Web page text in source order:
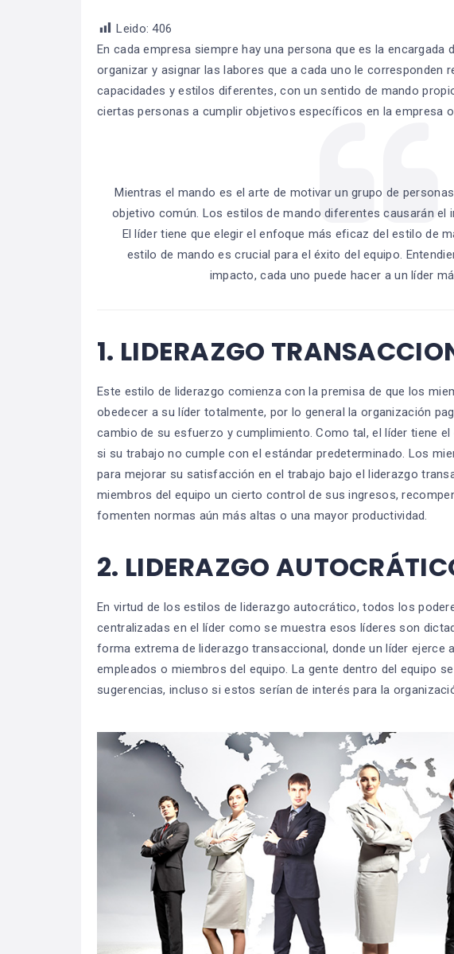
Leido: 406
En cada empresa siempre hay una persona que es la encargada
organizar y asignar las labores que a cada uno le corresponden
capacidades y estilos diferentes, con un sentido de mando
ciertas personas a cumplir objetivos específicos en la empresa
Mientras el mando es el arte de motivar un grupo de
objetivo común. Los estilos de mando diferentes causarán el
El líder tiene que elegir el enfoque más eficaz del estilo de
estilo de mando es crucial para el éxito del equipo.
impacto, cada uno puede hacer a un líder
1. LIDERAZGO
Este estilo de liderazgo comienza con la premisa de que los
obedecer a su líder totalmente, por lo general la organización
cambio de su esfuerzo y cumplimiento. Como tal, el líder tiene
si su trabajo no cumple con el estándar predeterminado. Los
para mejorar su satisfacción en el trabajo bajo el liderazgo
miembros del equipo un cierto control de sus ingresos,
fomenten normas aún más altas o una mayor productividad.
2. LIDERAZGO
En virtud de los estilos de liderazgo autocrático, todos los
centralizadas en el líder como se muestra esos líderes son
forma extrema de liderazgo transaccional, donde un líder ejerce
empleados o miembros del equipo. La gente dentro del equipo
sugerencias, incluso si estos serían de interés para la